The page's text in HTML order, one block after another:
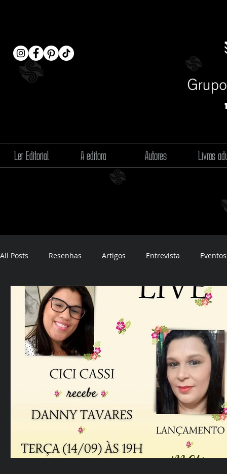
Ler Editorial A editora Autores Livros
All Posts Resenhas Artigos Entrevista Eventos
ebook audiobook